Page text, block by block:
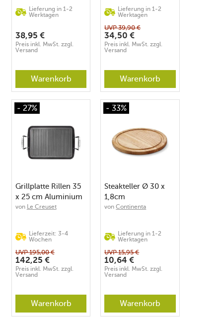
Lieferung in 1-2
Werktagen
38,95 €
Preis inkl. MwSt. zzgl.
Versand
Warenkorb
Lieferung in 1-2
Werktagen
UVP39,90 €
34,50 €
Preis inkl. MwSt. zzgl.
Versand
Warenkorb
- 27%
Grillplatte Rillen 35
x 25 cm Aluminium
antihaft
von Le Creuset
Lieferzeit: 3-4
Wochen
UVP195,00 €
142,25 €
Preis inkl. MwSt. zzgl.
Versand
Warenkorb
- 33%
Steakteller Ø 30 x
1,8cm
vonContinenta
Lieferung in 1-2
Werktagen
UVP15,95 €
10,64 €
Preis inkl. MwSt. zzgl.
Versand
Warenkorb